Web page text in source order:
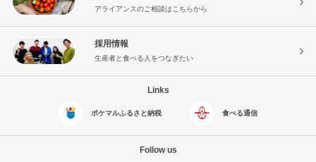
アライアンスのご相談はこちらから
採用情報
生産者と食べる人をつなぎたい
Links
ポケマルふるさと納税 食べる通信
Follow us